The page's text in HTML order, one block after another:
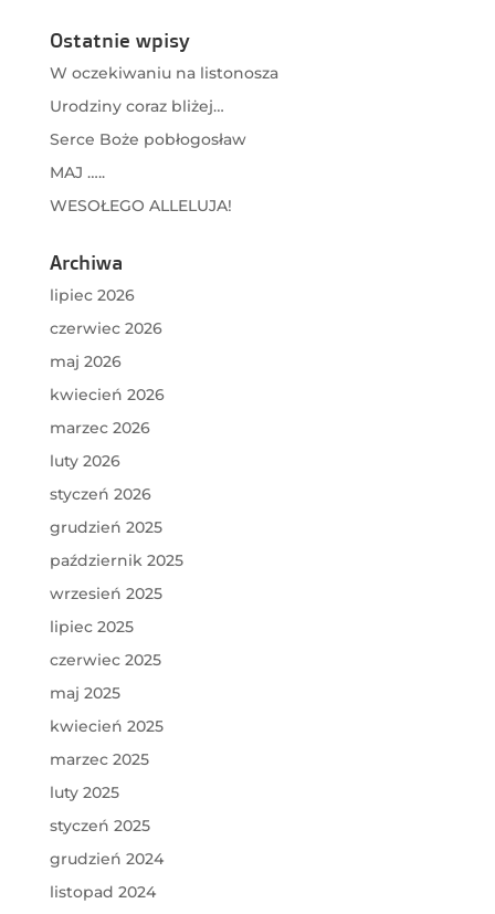
Ostatnie wpisy
W oczekiwaniu na listonosza
Urodziny coraz bliżej…
Serce Boże pobłogosław
MAJ …..
WESOŁEGO ALLELUJA!
Archiwa
lipiec 2026
czerwiec 2026
maj 2026
kwiecień 2026
marzec 2026
luty 2026
styczeń 2026
grudzień 2025
październik 2025
wrzesień 2025
lipiec 2025
czerwiec 2025
maj 2025
kwiecień 2025
marzec 2025
luty 2025
styczeń 2025
grudzień 2024
listopad 2024